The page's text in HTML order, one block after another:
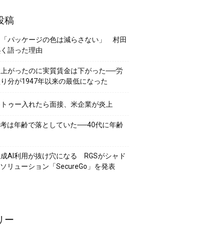
稿
パッケージの色は減らさない」 村田
語った理由
がったのに実質賃金は下がった──労
分が1947年以来の最低になった
ゥー入れたら面接、米企業が炎上
は年齢で落としていた──40代に年齢
AI利用が抜け穴になる RGSがシャド
リューション「SecureGo」を発表
ー